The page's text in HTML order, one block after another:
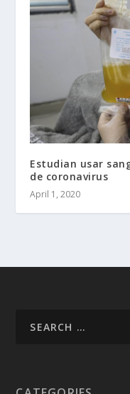
Estudian usar
de coronavirus
April 1, 2020